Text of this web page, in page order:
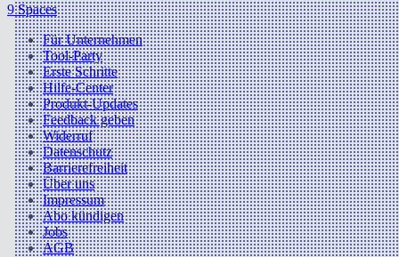
9 Spaces
Für Unternehmen
Tool-Party
Erste Schritte
Hilfe-Center
Produkt-Updates
Feedback geben
Widerruf
Datenschutz
Barrierefreiheit
Über uns
Impressum
Abo kündigen
Jobs
AGB